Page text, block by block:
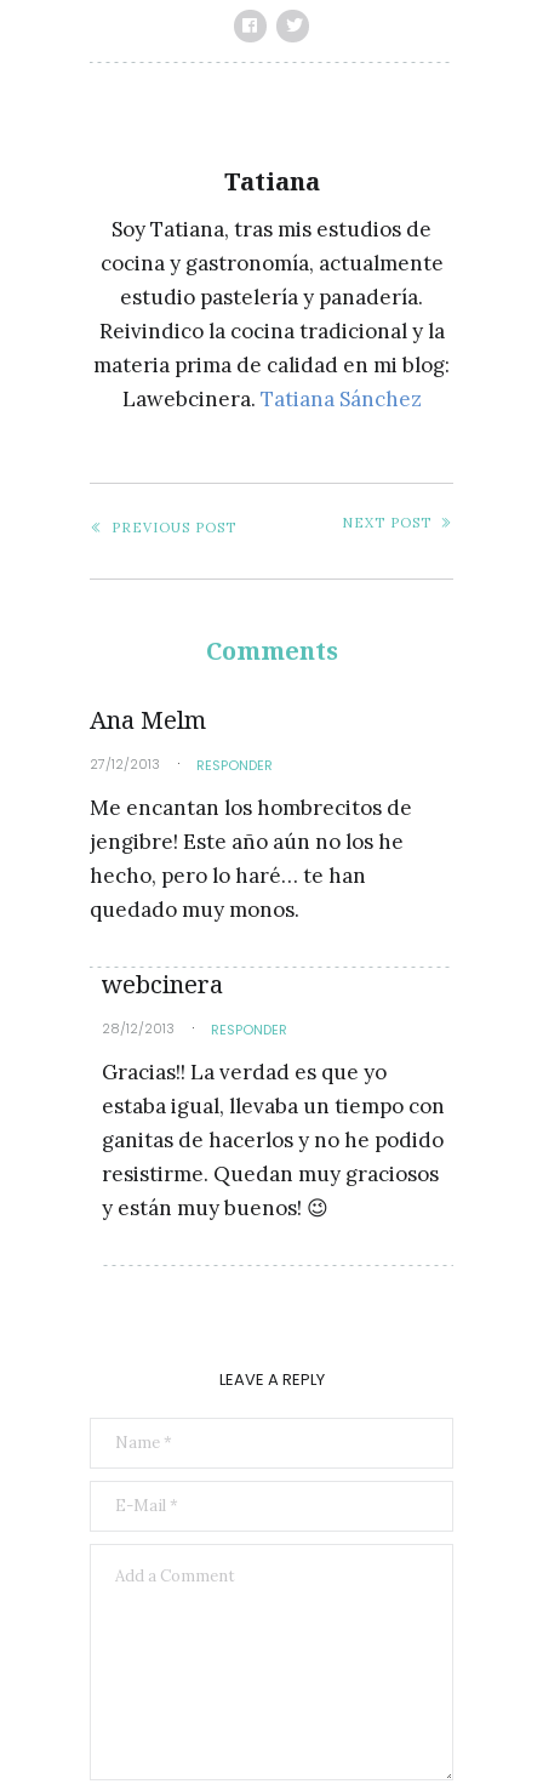
Tatiana
Soy Tatiana, tras mis estudios de
cocina y gastronomía, actualmente
estudio pastelería y panadería.
Reivindico la cocina tradicional y la
materia prima de calidad en mi blog:
Lawebcinera. Tatiana Sánchez
PREVIOUS POST NEXT POST
Comments
Ana Melm
27/12/2013 RESPONDER
Me encantan los hombrecitos de
jengibre! Este año aún no los he
hecho, pero lo haré… te han
quedado muy monos.
webcinera
28/12/2013 RESPONDER
Gracias!! La verdad es que yo
estaba igual, llevaba un tiempo con
ganitas de hacerlos y no he podido
resistirme. Quedan muy graciosos
y están muy buenos! 😉
LEAVE A REPLY